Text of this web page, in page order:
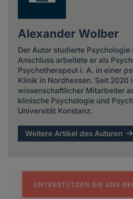
Alexander Wolber
Der Autor studierte Psychologie
Anschluss arbeitete er als
Psychotherapeut i. A. in einer
Klinik in Nordhessen. Seit 2020
wissenschaftlicher Mitarbeiter
klinische Psychologie und
Universität Konstanz.
Weitere Artikel des Autoren